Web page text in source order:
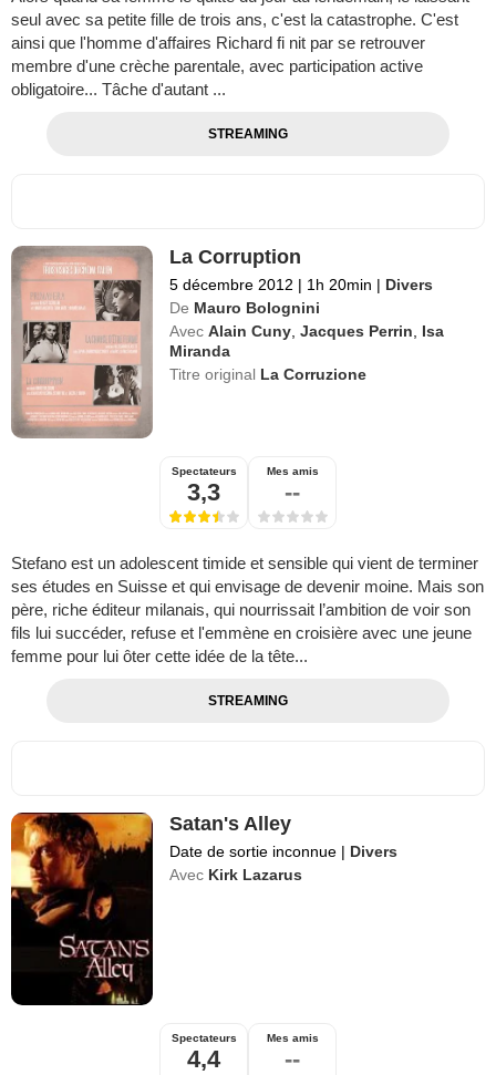
seul avec sa petite fille de trois ans, c'est la catastrophe. C'est
ainsi que l'homme d'affaires Richard fi nit par se retrouver
membre d'une crèche parentale, avec participation active
obligatoire... Tâche d'autant ...
STREAMING
La Corruption
5 décembre 2012 | 1h 20min | Divers
De Mauro Bolognini
Avec Alain Cuny ,Jacques Perrin
Isa
Miranda
Titre original La Corruzione
Spectateurs
3,3
Mes amis
--
Stefano est un adolescent timide et sensible qui vient de terminer
ses études en Suisse et qui envisage de devenir moine. Mais son
père, riche éditeur milanais, qui nourrissait l’ambition de voir son
fils lui succéder, refuse et l'emmène en croisière avec une jeune
femme pour lui ôter cette idée de la tête...
STREAMING
Satan's Alley
Date de sortie inconnue | Divers
Avec Kirk Lazarus
Spectateurs
4,4
Mes amis
--